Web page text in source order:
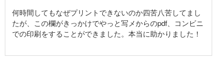
何時間してもなぜプリントできないのか四苦八苦してまし
たが、この欄がきっかけでやっと写メからのpdf、コンビニ
での印刷をすることができました。本当に助かりました！